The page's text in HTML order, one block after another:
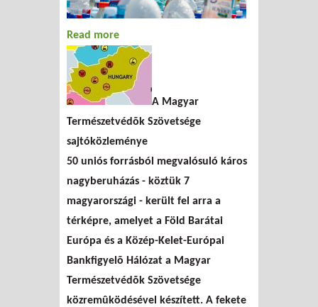
Read more
nagyberuházás került
feketelistára
A Magyar
Természetvédõk Szövetsége
sajtóközleménye
50 uniós forrásból megvalósuló káros
nagyberuházás - köztük 7
magyarországi - került fel arra a
térképre, amelyet a Föld Barátai
Európa és a Közép-Kelet-Európai
Bankfigyelõ Hálózat a Magyar
Természetvédõk Szövetsége
közremûködésével készített. A fekete